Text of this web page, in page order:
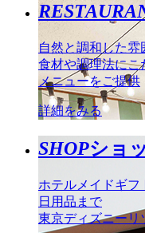
自然と調和した雰
食材や調理法にこ
メニューをご提供
詳細をみる
SHOPショ
ホテルメイドギフ
日用品まで
東京ディズニー